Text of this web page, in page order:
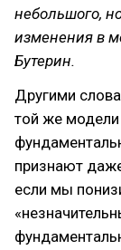
небольшого,
изменения в
Бутерин.
Другими
той же модели
признают
если мы